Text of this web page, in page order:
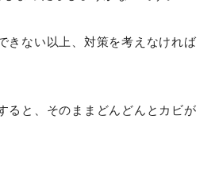
きない以上、対策を考えなければ
ると、そのままどんどんとカビが